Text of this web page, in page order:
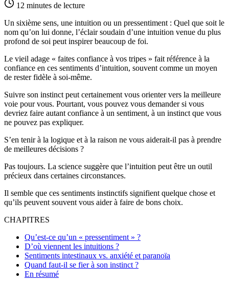
12 minutes de lecture
Un sixième sens, une intuition ou un pressentiment : Quel que soit le
nom qu’on lui donne, l’éclair soudain d’une intuition venue du plus
profond de soi peut inspirer beaucoup de foi.
Le vieil adage « faites confiance à vos tripes » fait référence à la
confiance en ces sentiments d’intuition, souvent comme un moyen
de rester fidèle à soi-même.
Suivre son instinct peut certainement vous orienter vers la meilleure
voie pour vous. Pourtant, vous pouvez vous demander si vous
devriez faire autant confiance à un sentiment, à un instinct que vous
ne pouvez pas expliquer.
S’en tenir à la logique et à la raison ne vous aiderait-il pas à prendre
de meilleures décisions ?
Pas toujours. La science suggère que l’intuition peut être un outil
précieux dans certaines circonstances.
Il semble que ces sentiments instinctifs signifient quelque chose et
qu’ils peuvent souvent vous aider à faire de bons choix.
CHAPITRES
Qu’est-ce qu’un « pressentiment » ?
D’où viennent les intuitions ?
Sentiments intestinaux vs. anxiété et paranoïa
Quand faut-il se fier à son instinct ?
En résumé